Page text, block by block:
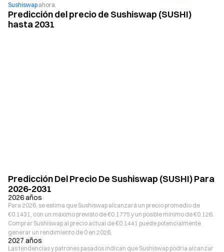
Sushiswap ahora.
Predicción del precio de Sushiswap (SUSHI)
hasta 2031
Predicción Del Precio De Sushiswap (SUSHI) Para
2026-2031
2026 años
Para 2026, se estima que Sushiswap alcanzará un precio promedio de
€0.1431, con un máximo previsto de €0.1775 y un posible mínimo de €0.126.
Comprar Sushiswap al precio actual de €0.1441 puede potencialmente
generar un rendimiento de 0 en 2026.
2027 años
Las tendencias y patrones pasados indican que Sushiswap podría alcanzar